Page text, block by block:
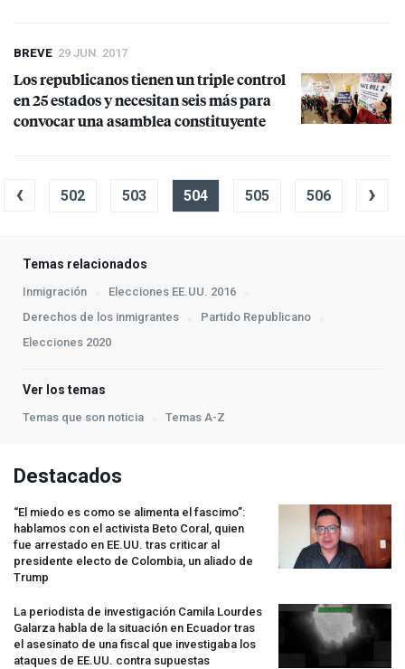
BREVE 29 JUN. 2017
Los republicanos tienen un triple control
en 25 estados y necesitan seis más para
convocar una asamblea constituyente
‹ 502 503 504 505 506 ›
Temas relacionados
Inmigración
Elecciones EE.UU. 2016
Derechos de los inmigrantes
Partido Republicano
Elecciones 2020
Ver los temas
Temas que son noticia Temas A-Z
Destacados
“El miedo es como se alimenta el fascimo”:
hablamos con el activista Beto Coral, quien
fue arrestado en EE.UU. tras criticar al
presidente electo de Colombia, un aliado de
Trump
La periodista de investigación Camila Lourdes
Galarza habla de la situación en Ecuador tras
el asesinato de una fiscal que investigaba los
ataques de EE.UU. contra supuestas